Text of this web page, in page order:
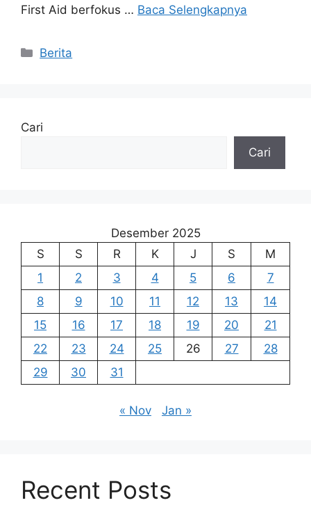
First Aid berfokus … Baca Selengkapnya
Kategori
Berita
Cari
Cari
Desember 2025
S
S R K J S
M
1
2 3 4 5 6
7
8
9 10 11 12 13
14
15
16 17 18 19 20
21
22
23 24 25 26 27
28
29
30 31
« Nov Jan »
Recent Posts